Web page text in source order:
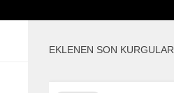
EKLENEN SON KURGULAR